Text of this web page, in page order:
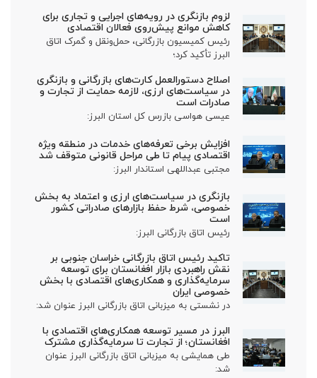
لزوم بازنگری در رویه‌های اجرایی و تجاری برای
کاهش موانع پیش‌روی فعالان اقتصادی
رئیس کمیسیون بازرگانی، حمل‌ونقل و گمرک اتاق
البرز تأکید کرد؛
اصلاح دستورالعمل کارت‌های بازرگانی و بازنگری
در سیاست‌های ارزی، لازمه حمایت از تجارت و
صادرات است
عیسی هواسی بازرس کل استان البرز:
افزایش برخی تعرفه‌های خدمات در منطقه ویژه
اقتصادی پیام تا طی مراحل قانونی متوقف شد
مجتبی عبداللهی استاندار البرز:
بازنگری در سیاست‌های ارزی و اعتماد به بخش
خصوصی، شرط حفظ بازارهای صادراتی کشور
است
رئیس اتاق بازرگانی البرز:
تاکید رئیس اتاق بازرگانی خراسان جنوبی بر
نقش راهبردی بازار افغانستان برای توسعه
سرمایه‌گذاری و همکاری‌های اقتصادی با بخش
خصوصی ایران
در نشستی به میزبانی اتاق بازرگانی البرز عنوان شد:
البرز در مسیر توسعه همکاری‌های اقتصادی با
افغانستان؛ از تجارت تا سرمایه‌گذاری مشترک
طی همایشی به میزبانی اتاق بازرگانی البرز عنوان
شد: